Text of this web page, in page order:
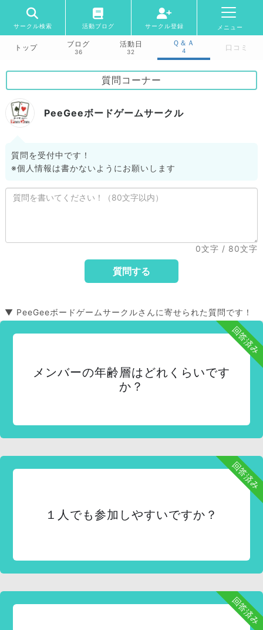
サークル検索 活動ブログ サークル登録 メニュー
トップ ブログ
36
活動日
32
Ｑ＆Ａ
4 口コミ
質問コーナー
PeeGeeボードゲームサークル
質問を受付中です！
※個人情報は書かないようにお願いします
0文字 / 80文字
▼ PeeGeeボードゲームサークルさんに寄せられた質問です！
回答済み
メンバーの年齢層はどれくらいです
か？
回答済み
１人でも参加しやすいですか？
回答済み